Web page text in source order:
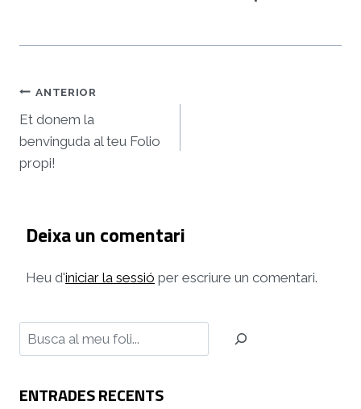
Navegació
d'entrades
ANTERIOR
Et donem la
benvinguda al teu Folio
propi!
Deixa un comentari
Heu d'iniciar la sessió per escriure un comentari.
Cerca
ENTRADES RECENTS